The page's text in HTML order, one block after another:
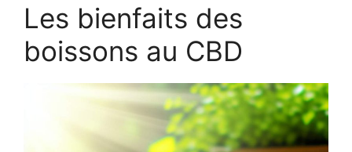
Les bienfaits des
boissons au CBD